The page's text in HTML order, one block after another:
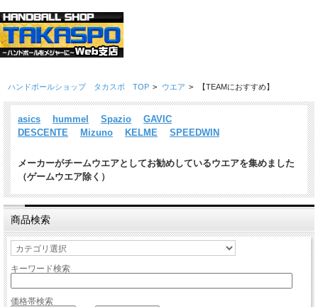
ハンドボールショップ タカスポ TOP > ウエア > 【TEAMにおすすめ】
asics hummel Spazio
GAVIC
DESCENTE
Mizuno KELME SPEEDWIN
メーカーがチームウエアとしてお勧めしているウエアを集めました
（ゲームウエア除く）
商品検索
キーワード検索
価格帯検索